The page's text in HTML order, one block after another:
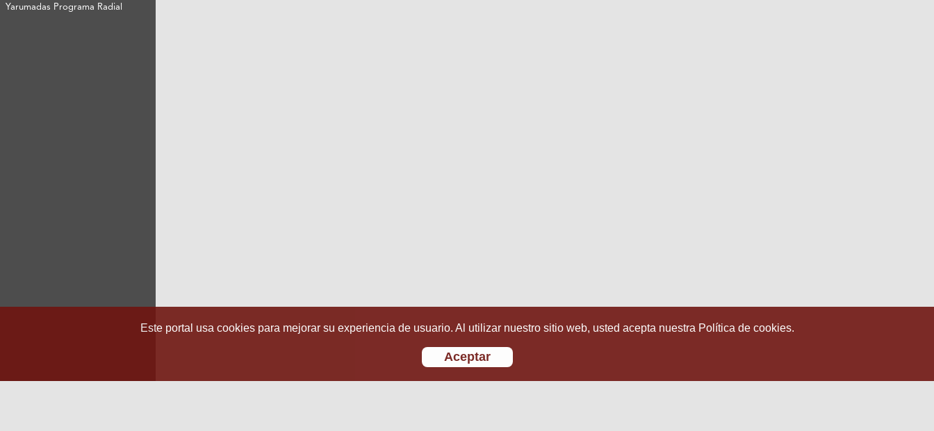
Yarumadas Programa Radial
Este portal usa cookies para mejorar su experiencia de usuario. Al utilizar nuestro sitio web, usted acepta nuestra Política de cookies.
Aceptar